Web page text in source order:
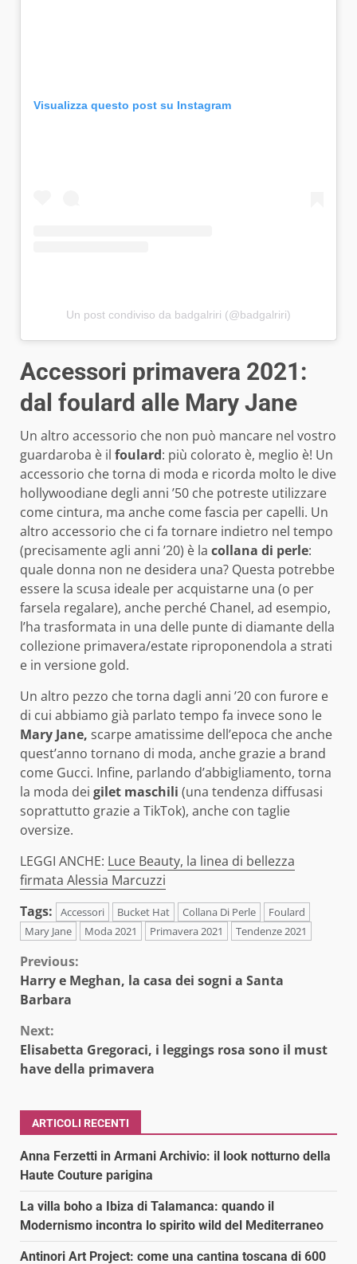
Visualizza questo post su Instagram
Un post condiviso da badgalriri (@badgalriri)
Accessori primavera 2021:
dal foulard alle Mary Jane
Un altro accessorio che non può mancare nel vostro
guardaroba è il foulard: più colorato è, meglio è! Un
accessorio che torna di moda e ricorda molto le dive
hollywoodiane degli anni ’50 che potreste utilizzare
come cintura, ma anche come fascia per capelli. Un
altro accessorio che ci fa tornare indietro nel tempo
(precisamente agli anni ’20) è la collana di perle:
quale donna non ne desidera una? Questa potrebbe
essere la scusa ideale per acquistarne una (o per
farsela regalare), anche perché Chanel, ad esempio,
l’ha trasformata in una delle punte di diamante della
collezione primavera/estate riproponendola a strati
e in versione gold.
Un altro pezzo che torna dagli anni ’20 con furore e
di cui abbiamo già parlato tempo fa invece sono le
Mary Jane, scarpe amatissime dell’epoca che anche
quest’anno tornano di moda, anche grazie a brand
come Gucci. Infine, parlando d’abbigliamento, torna
la moda dei gilet maschili (una tendenza diffusasi
soprattutto grazie a TikTok), anche con taglie
oversize.
LEGGI ANCHE: Luce Beauty, la linea di bellezza
firmata Alessia Marcuzzi
Tags:
Accessori Bucket Hat Collana Di Perle
Foulard
Mary Jane
Moda 2021 Primavera 2021 Tendenze 2021
Continue
Reading
Previous:
Harry e Meghan, la casa dei sogni a Santa
Barbara
Next:
Elisabetta Gregoraci, i leggings rosa sono il must
have della primavera
ARTICOLI RECENTI
Anna Ferzetti in Armani Archivio: il look notturno della
Haute Couture parigina
La villa boho a Ibiza di Talamanca: quando il
Modernismo incontra lo spirito wild del Mediterraneo
Antinori Art Project: come una cantina toscana di 600